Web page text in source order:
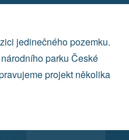
jedinečného pozemku.
parku České
projekt několika